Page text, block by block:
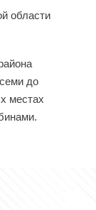
области
до
местах